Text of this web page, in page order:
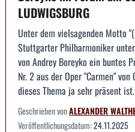
LUDWIGSBURG
Unter dem vielsagenden Motto
Stuttgarter Philharmoniker
von Andrey Boreyko ein buntes
Nr. 2 aus der Oper "Carmen"
dieses Thema ja sehr präsent
Geschrieben vonALEXANDER
Veröffentlichungsdatum:24.11.2025